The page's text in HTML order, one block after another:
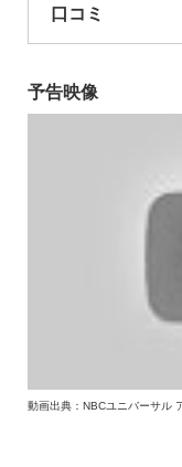
口コミ
予告映像
動画出典：NBCユニバーサル